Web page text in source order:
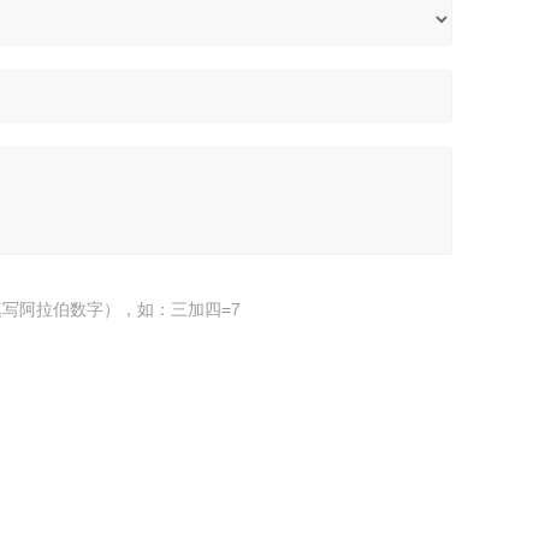
阿拉伯数字），如：三加四=7